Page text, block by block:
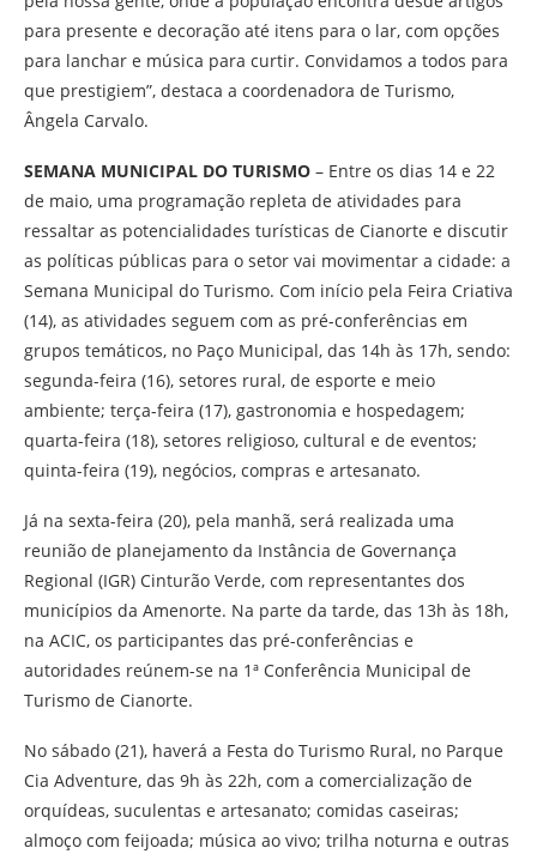
para presente e decoração até itens para o lar, com opções
para lanchar e música para curtir. Convidamos a todos para
que prestigiem”, destaca a coordenadora de Turismo,
Ângela Carvalo.
SEMANA MUNICIPAL DO TURISMO – Entre os dias 14 e 22
de maio, uma programação repleta de atividades para
ressaltar as potencialidades turísticas de Cianorte e discutir
as políticas públicas para o setor vai movimentar a cidade: a
Semana Municipal do Turismo. Com início pela Feira Criativa
(14), as atividades seguem com as pré-conferências em
grupos temáticos, no Paço Municipal, das 14h às 17h, sendo:
segunda-feira (16), setores rural, de esporte e meio
ambiente; terça-feira (17), gastronomia e hospedagem;
quarta-feira (18), setores religioso, cultural e de eventos;
quinta-feira (19), negócios, compras e artesanato.
Já na sexta-feira (20), pela manhã, será realizada uma
reunião de planejamento da Instância de Governança
Regional (IGR) Cinturão Verde, com representantes dos
municípios da Amenorte. Na parte da tarde, das 13h às 18h,
na ACIC, os participantes das pré-conferências e
autoridades reúnem-se na 1ª Conferência Municipal de
Turismo de Cianorte.
No sábado (21), haverá a Festa do Turismo Rural, no Parque
Cia Adventure, das 9h às 22h, com a comercialização de
orquídeas, suculentas e artesanato; comidas caseiras;
almoço com feijoada; música ao vivo; trilha noturna e outras